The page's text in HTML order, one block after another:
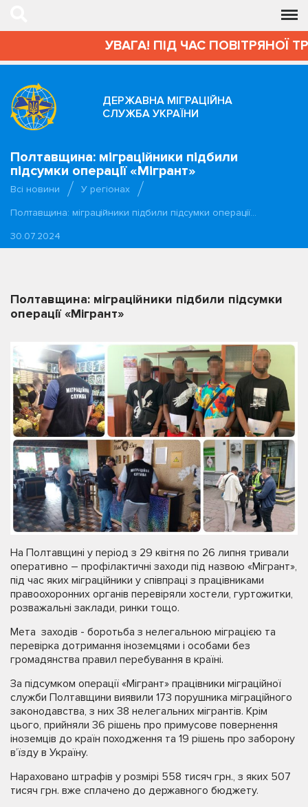
УВАГА! ПІД ЧАС ПОВІТРЯНОЇ
ДЕРЖАВНА МІГРАЦІЙНА
СЛУЖБА УКРАЇНИ
Полтавщина: міграційники підбили
підсумки операції «Мігрант»
Всі новини
У регіонах
Полтавщина: міграційники підбили підсумки операції…
30.07.2024
Полтавщина: міграційники підбили підсумки
операції «Мігрант»
На Полтавщині у період з 29 квітня по 26 липня тривали
оперативно – профілактичні заходи під назвою «Мігрант»,
під час яких міграційники у співпраці з працівниками
правоохоронних органів перевіряли хостели, гуртожитки,
розважальні заклади, ринки тощо.
Мета заходів - боротьба з нелегальною міграцією та
перевірка дотримання іноземцями і особами без
громадянства правил перебування в країні.
За підсумком операції «Мігрант» працівники міграційної
служби Полтавщини виявили 173 порушника міграційного
законодавства, з них 38 нелегальних мігрантів. Крім
цього, прийняли 36 рішень про примусове повернення
іноземців до країн походження та 19 рішень про заборону
в’їзду в Україну.
Нараховано штрафів у розмірі 558 тисяч грн., з яких 507
тисяч грн. вже сплачено до державного бюджету.